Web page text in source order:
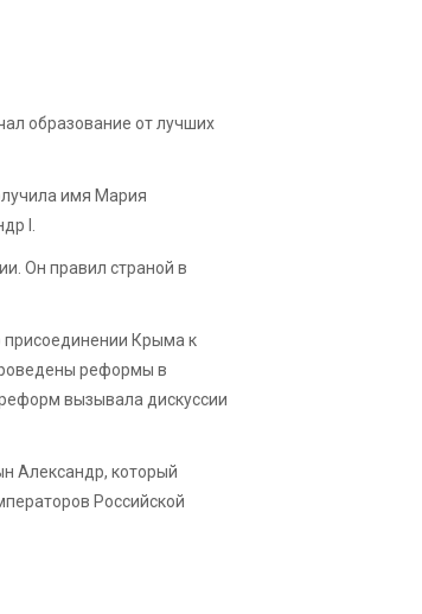
образование от лучших
имя Мария
I.
Он правил страной в
Крыма к
реформы в
вызывала дискуссии
Александр, который
Российской